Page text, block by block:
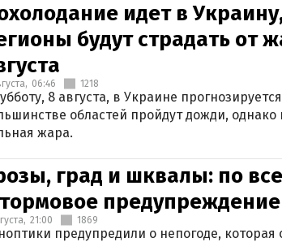
идет в
будут страдать от
06:46 1218
8 августа, в Украине
областей пройдут дожди,
жара.
град и шквалы: по
предупреждение
21:00 1869
предупредили о непогоде, которая